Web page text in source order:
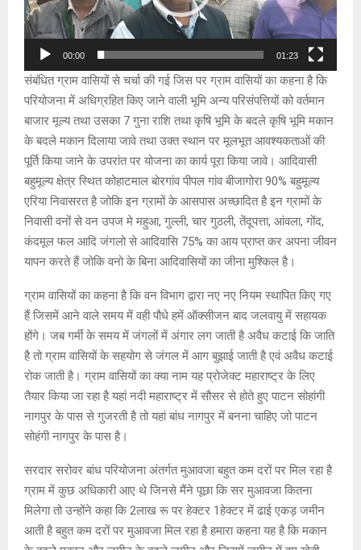
P
l
y
e
00:00 01:23
संबंधित ग्राम वासियों से चर्चा की गई जिस पर ग्राम वासियों का कहना है कि
परियोजना में अधिग्रहित किए जाने वाली भूमि अन्य परिसंपत्तियों को वर्तमान
बाजार मूल्य तथा उसका 7 गुना राशि तथा कृषि भूमि के बदले कृषि भूमि मकान
के बदले मकान दिलाया जावे तथा उक्त स्थान पर मूलभूत आवश्यकताओं की
पूर्ति किया जाने के उपरांत पर योजना का कार्य पूरा किया जावे। आदिवासी
बहुमूल्य क्षेत्र स्थित कोहाटमाल बोरगांव पीपल गांव बीजागोरा 90% बहुमूल्य
एरिया निवासरत है जोकि इन ग्रामों के आसपास अच्छादित है इन ग्रामों के
निवासी वनों से वन उपज मे महुआ, गुल्ली, चार गुठली, तेंदूपत्ता, आंवला, गोंद,
कंदमूल फल आदि जंगलो से आदिवासि 75% का आय प्राप्त कर अपना जीवन
यापन करते हैं जोकि वनो के बिना आदिवासियों का जीना मुश्किल है।
ग्राम वासियों का कहना है कि वन विभाग द्वारा नए नए नियम स्थापित किए गए
हैं जिसमें आने वाले समय में वही पौधे हमें ऑक्सीजन बाद जलवायु में सहायक
होंगे। जब गर्मी के समय में जंगलों में अंगार लग जाती है अवैध कटाई कि जाति
है तो ग्राम वासियों के सहयोग से जंगल में आग बुझाई जाती है एवं अवैध कटाई
रोक जाती है। ग्राम वासियों का क्या नाम यह प्रोजेक्ट महाराष्ट्र के लिए
तैयार किया जा रहा है यहां नदी महाराष्ट्र में सौसर से होते हुए पाटन सोहांगी
नागपुर के पास से गुजरती है तो यहां बांध नागपुर में बनना चाहिए जो पाटन
सोहंगी नागपुर के पास है।
सरदार सरोवर बांध परियोजना अंतर्गत मुआवजा बहुत कम दरों पर मिल रहा है
ग्राम में कुछ अधिकारी आए थे जिनसे मैंने पूछा कि सर मुआवजा कितना
मिलेगा तो उन्होंने कहा कि 2लाख रू पर हेक्टर 1हेक्टर में ढाई एकड़ जमीन
आती है बहुत कम दरों पर मुआवजा मिल रहा है हमारा कहना यह है कि मकान